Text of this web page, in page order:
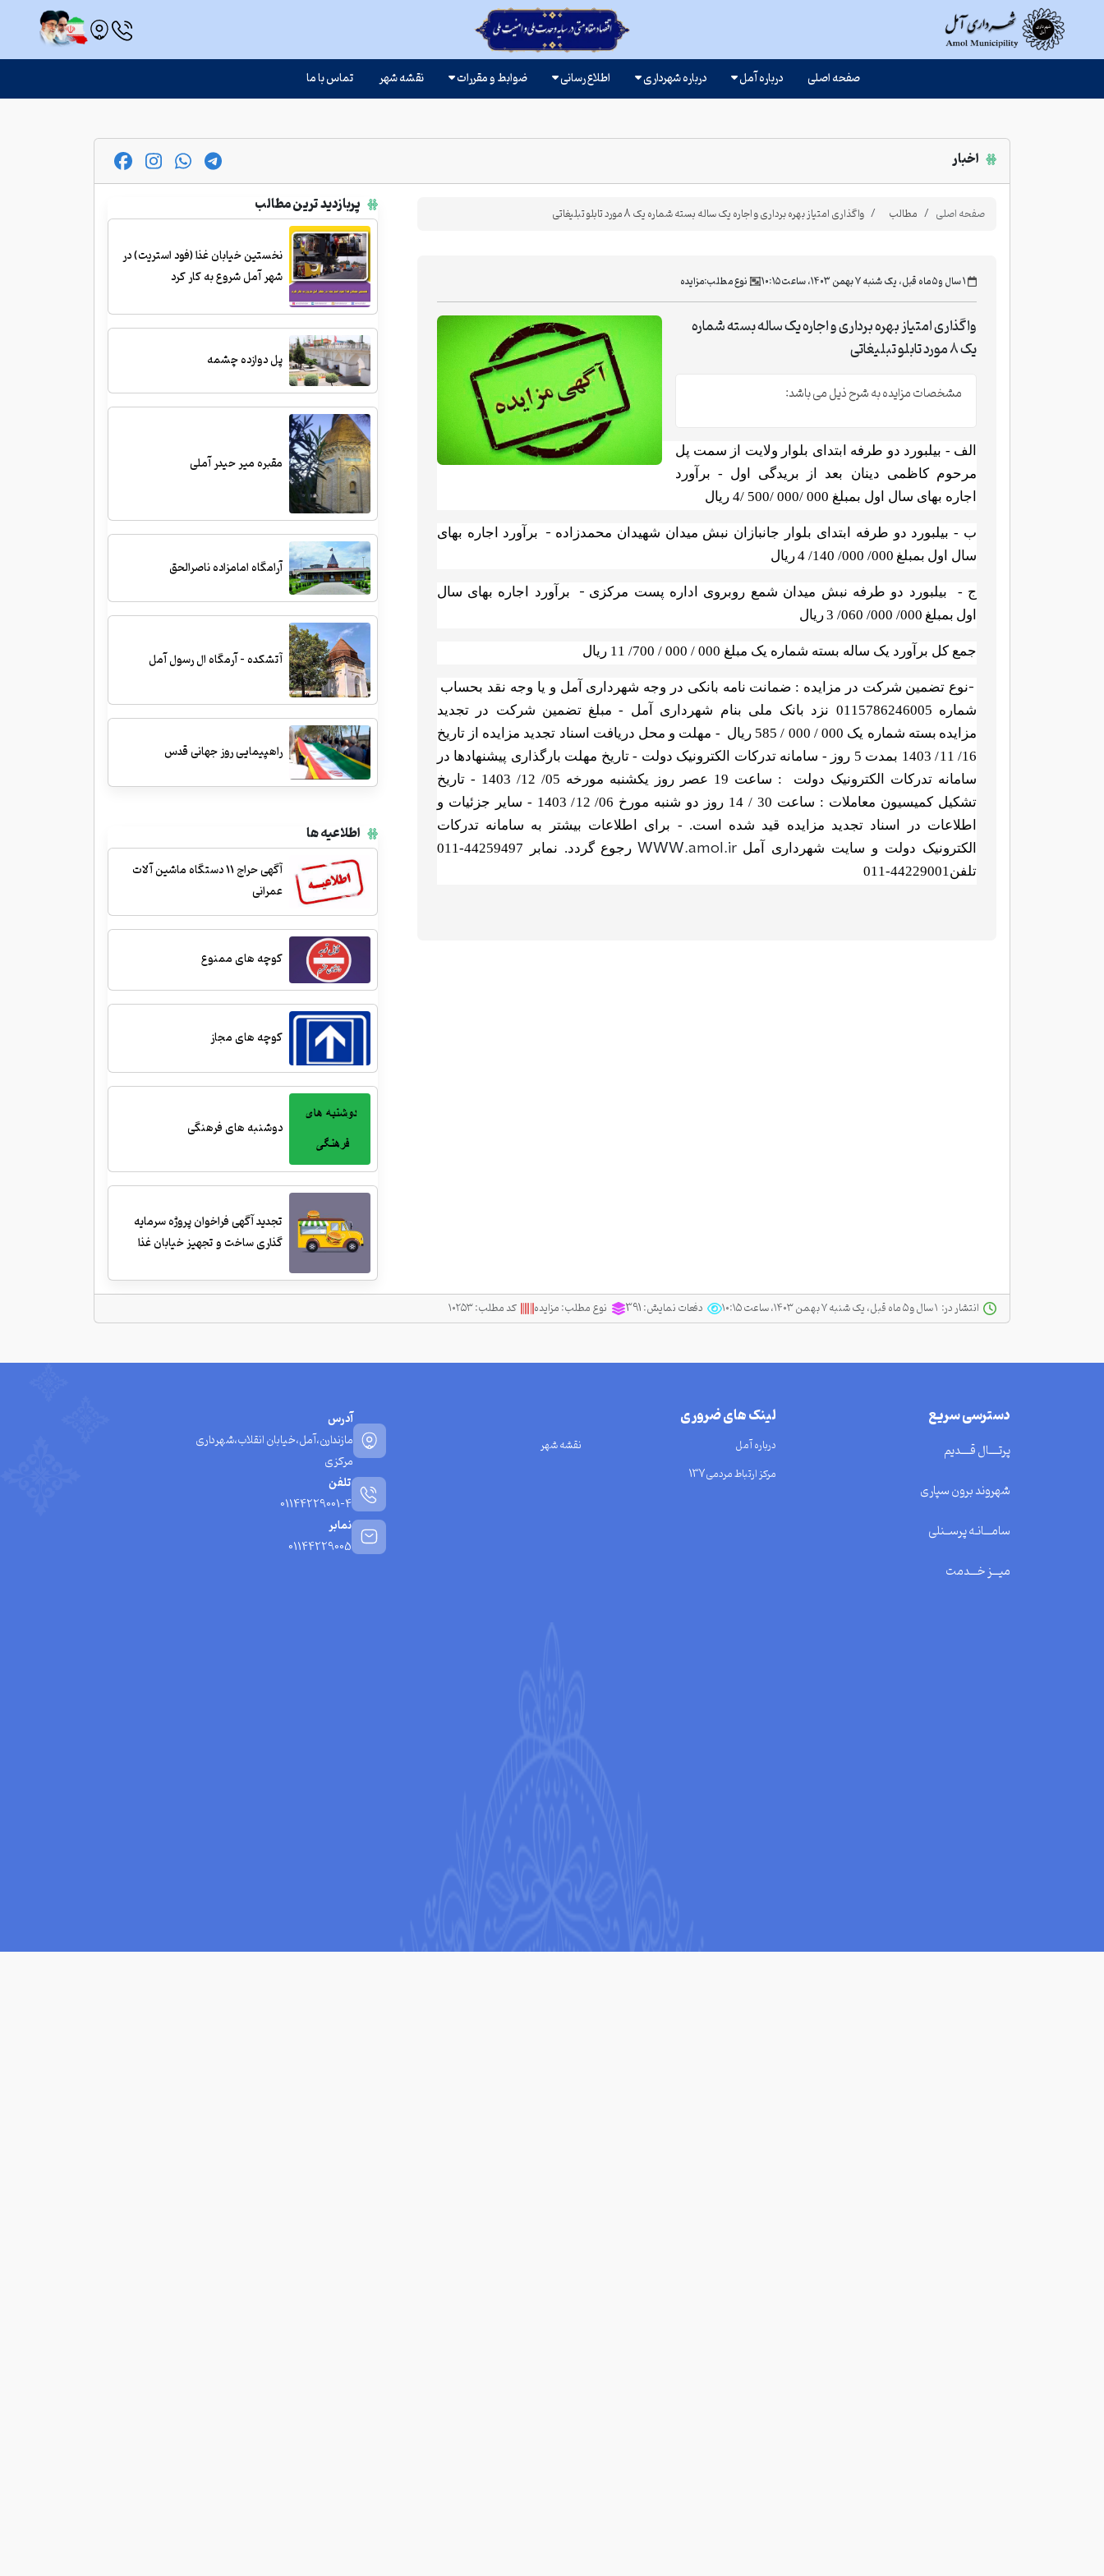
صفحه اصلی درباره آمل درباره شهرداری اطلاع رسانی ضوابط و مقررات نقشه شهر تماس با ما
اخبار
صفحه اصلی مطالب واگذاری امتیاز بهره برداری و اجاره یک ساله بسته شماره یک 8 مورد تابلو تبلیغاتی
‫۱ سال و ۵ ماه قبل، یک شنبه ۷ بهمن ۱۴۰۳، ساعت ۱۰:۱۵ نوع مطلب:مزایده
واگذاری امتیاز بهره برداری و اجاره یک ساله بسته شماره
یک 8 مورد تابلو تبلیغاتی
مشخصات مزایده به شرح ذیل می باشد:
الف - بیلبورد دو طرفه ابتدای بلوار ولایت از سمت پل
مرحوم کاظمی دینان بعد از بریدگی اول - برآورد
اجاره بهای سال اول بمبلغ 000 /000 /500 /4 ریال
ب - بیلبورد دو طرفه ابتدای بلوار جانبازان نبش میدان شهیدان محمدزاده - برآورد اجاره بهای
سال اول بمبلغ 4 /140 /000 /000ریال
ج - بیلبورد دو طرفه نبش میدان شمع روبروی اداره پست مرکزی -
برآورد اجاره بهای سال
اول بمبلغ 3 /060 /000 /000ریال
جمع کل برآورد یک ساله بسته شماره یک مبلغ 000 / 000 / 700/ 11 ریال
-نوع تضمین شرکت در مزایده : ضمانت نامه بانکی در وجه شهرداری آمل و یا وجه نقد بحساب
شماره 0115786246005 نزد بانک ملی بنام شهرداری آمل - مبلغ
تضمین شرکت در تجدید
مزایده بسته شماره یک 000 / 000 / 585 ریال
- مهلت و محل دریافت اسناد تجدید مزایده از تاریخ
16/ 11/ 1403 بمدت 5 روز - سامانه تدرکات الکترونیک دولت - تاریخ مهلت بارگذاری پیشنهادها در
سامانه تدرکات الکترونیک دولت
: ساعت 19 عصر روز یکشنبه مورخه 05/ 12/ 1403 - تاریخ
تشکیل کمیسیون معاملات : ساعت 30 / 14 روز دو شنبه مورخ 06/ 12/ 1403 - سایر جزئیات و
اطلاعات در اسناد تجدید مزایده قید شده است. - برای اطلاعات بیشتر به سامانه تدرکات
الکترونیک دولت و سایت شهرداری آمل WWW.amol.ir
رجوع گردد. نمابر 44259497-011
تلفن44229001-011
پربازدید ترین مطالب
نخستین خیابان غذا (فود استریت) در
شهر آمل شروع به کار کرد
پل دوازده چشمه
مقبره میر حیدر آملی
آرامگاه امامزاده ناصرالحق
آتشکده - آرمگاه ال رسول آمل
راهپیمایی روز جهانی قدس
اطلاعیه ها
آگهی حراج 11 دستگاه ماشین آلات
عمرانی
کوچه های ممنوع
کوچه های مجاز
دوشنبه های فرهنگی
تجدید آگهی فراخوان پروژه سرمایه
گذاری ساخت و تجهیز خیابان غذا
انتشار در: دفعات نمایش:391 نوع مطلب:مزایده کد مطلب:۱۰۲۵۳
دسترسی سریع
پرتــــال قــــدیم
شهروند برون سپاری
سامـــانـه پرســنلی
میـــز خـــدمت
لینک های ضروری
درباره آمل
نقشه شهر
مرکز ارتباط مردمی137
آدرس
مازندارن،آمل،خیابان انقلاب،شهرداری
مرکزی
تلفن
01144229001-4
نمابر
01144229005